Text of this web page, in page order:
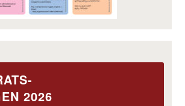
2026